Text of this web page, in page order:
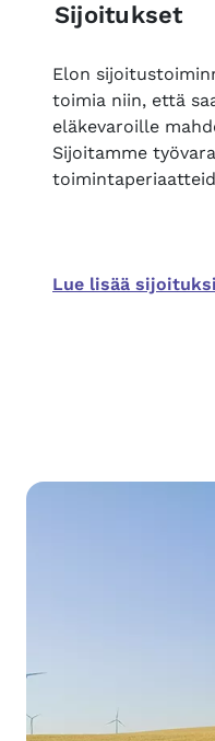
Sijoitukset
Elon
toimia niin, että
eläkevaroille
Sijoitamme
Lue lisää